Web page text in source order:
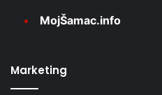
MojŠamac.info
Marketing